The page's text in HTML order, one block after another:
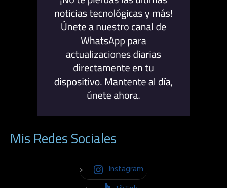
Mis Redes Sociales
Instagram